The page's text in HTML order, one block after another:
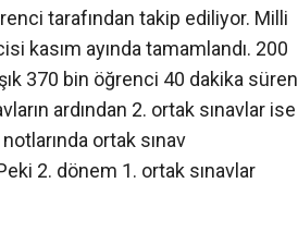
tarafından takip ediliyor. Milli
kasım ayında tamamlandı. 200
370 bin öğrenci 40 dakika süren
ardından 2. ortak sınavlar ise
ortak sınav
2. dönem 1. ortak sınavlar